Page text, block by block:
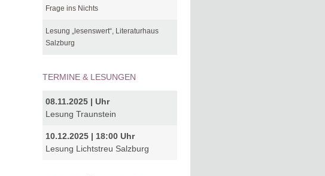
Frage ins Nichts
Lesung „lesenswert“, Literaturhaus
Salzburg
TERMINE & LESUNGEN
08.11.2025 | Uhr
Lesung Traunstein
10.12.2025 | 18:00 Uhr
Lesung Lichtstreu Salzburg